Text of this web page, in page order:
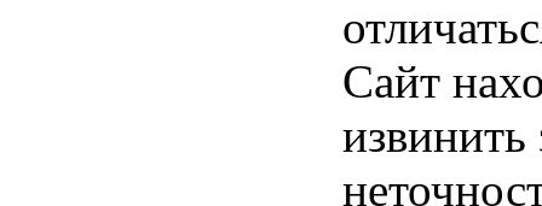
Сайт